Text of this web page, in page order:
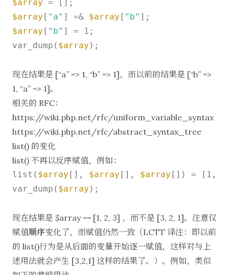
$array
$array [ "a" ] =& $array [ "b"
$array [ "b" ] = 1;
var_dump( $array );
现在结果是 [“a” => 1, “b” => 1]，而以前的结果是 [“b” =>
1, “a” => 1]。
相关的 RFC：
https://wiki.php.net/rfc/uniform_variable_syntax
https://wiki.php.net/rfc/abstract_syntax_tree
list() 的变化
list() 不再以反序赋值，例如：
list( $array [], $array [], $array []) = [1,
var_dump( $array );
现在结果是 $array == [1, 2, 3] ，而不是 [3, 2, 1]。注意仅
赋值顺序变化了，而赋值仍然一致（LCTT 译注：即以前
的 list()行为是从后面的变量开始逐一赋值，这样对与上
述用法就会产生 [3,2,1] 这样的结果了。）。例如，类似